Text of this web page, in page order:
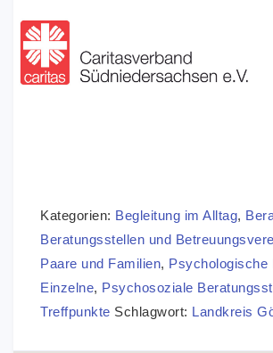
Kategorien: Begleitung im Alltag,
Beratungsstellen und
Paare und Familien, Psychologische
Einzelne, Psychosoziale
Treffpunkte Schlagwort: Landkreis